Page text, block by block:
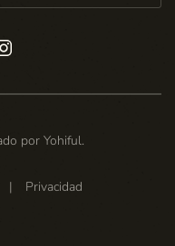
por Yohiful.
| Privacidad